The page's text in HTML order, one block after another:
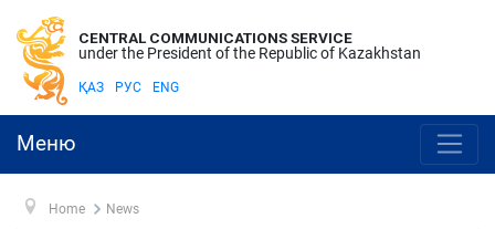
CENTRAL COMMUNICATIONS SERVICE
under the President of the Republic of Kazakhstan
ҚАЗ РУС ENG
Меню
Home News